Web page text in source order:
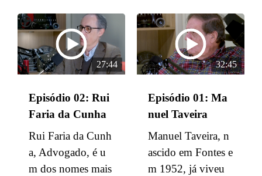
27:44
Episódio 02: Rui
Faria da Cunha
Rui Faria da Cunh
a, Advogado, é u
m dos nomes mais
32:45
Episódio 01: Ma
nuel Taveira
Manuel Taveira, n
ascido em Fontes e
m 1952, já viveu